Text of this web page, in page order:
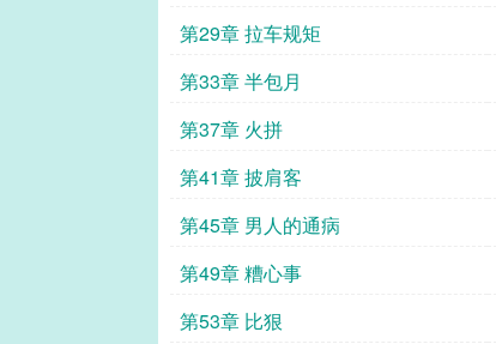
第29章 拉车规矩
第33章 半包月
第37章 火拼
第41章 披肩客
第45章 男人的通病
第49章 糟心事
第53章 比狠